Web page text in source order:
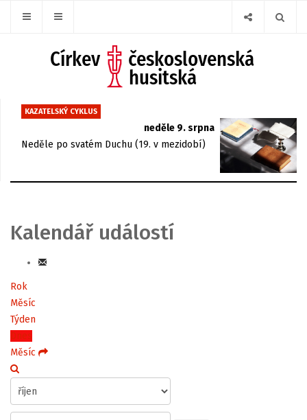
KAZATELSKÝ CYKLUS
neděle 9. srpna
Neděle po svatém Duchu (19. v mezidobí)
Kalendář událostí
Rok
Měsíc
Týden
Dnes
Měsíc